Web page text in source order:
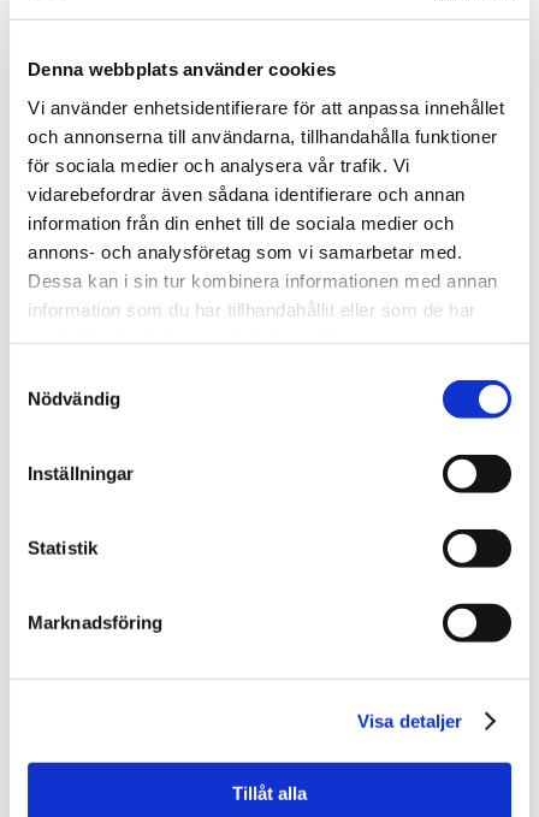
Denna webbplats använder cookies
Vi använder enhetsidentifierare för att anpassa innehållet
och annonserna till användarna, tillhandahålla funktioner
för sociala medier och analysera vår trafik. Vi
vidarebefordrar även sådana identifierare och annan
information från din enhet till de sociala medier och
annons- och analysföretag som vi samarbetar med.
Dessa kan i sin tur kombinera informationen med annan
information som du har tillhandahållit eller som de har
Nödvändig
Inställningar
Statistik
Marknadsföring
Visa detaljer
Tillåt alla
november 2020
augusti 2020
juli 2020
maj 2020
mars 2020
oktober 2019
september 2019
januari 2019
december 2018
december 2017
september 2017
april 2017
april 2016
november 2015
praktik